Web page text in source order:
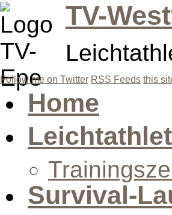
TV-
Follow me on Twitter RSS Feeds this
Home
Survival-